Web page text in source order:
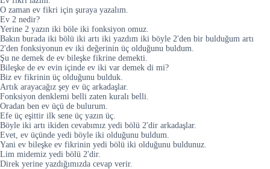
O zaman ev fikri için şuraya yazalım.
Ev 2 nedir?
Yerine 2 yazın iki böle iki fonksiyon omuz.
Bakın burada iki bölü iki artı iki yazdım iki böyle 2'den bir bulduğum artı
2'den fonksiyonun ev iki değerinin üç olduğunu buldum.
Şu ne demek de ev bileşke fikrine demekti.
Bileşke de ev evin içinde ev iki var demek di mi?
Biz ev fikrinin üç olduğunu bulduk.
Artık arayacağız şey ev üç arkadaşlar.
Fonksiyon denklemi belli zaten kuralı belli.
Oradan ben ev üçü de bulurum.
Efe üç eşittir ilk sene üç yazın üç.
Böyle iki artı ikiden cevabımız yedi bölü 2'dir arkadaşlar.
Evet, ev üçünde yedi böyle iki olduğunu buldum.
Yani ev bileşke ev fikrinin yedi bölü iki olduğunu buldunuz.
Lim midemiz yedi bölü 2'dir.
Direk yerine yazdığımızda cevap verir.